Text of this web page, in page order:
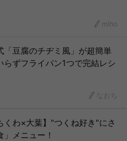
miho
「豆腐のチヂミ風」が超簡単
らずフライパン1つで完結レシ
なおち
くわ×大葉】"つくね好き"にさ
」メニュー！